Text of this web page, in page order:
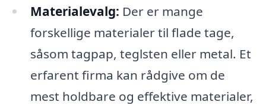
Materialevalg: Der er mange
forskellige materialer til flade tage,
såsom tagpap, teglsten eller metal. Et
erfarent firma kan rådgive om de
mest holdbare og effektive materialer,